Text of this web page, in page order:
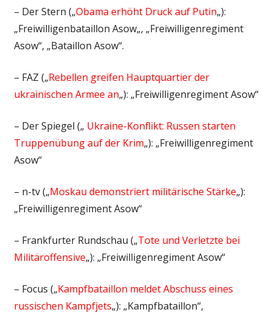
– Der Stern („Obama erhöht Druck auf Putin„):
„Freiwilligenbataillon Asow„, „Freiwilligenregiment
Asow“, „Bataillon Asow“.
– FAZ („Rebellen greifen Hauptquartier der
ukrainischen Armee an„): „Freiwilligenregiment Asow“
– Der Spiegel („ Ukraine-Konflikt: Russen starten
Truppenübung auf der Krim„): „Freiwilligenregiment
Asow“
– n-tv („Moskau demonstriert militärische Stärke„):
„Freiwilligenregiment Asow“
– Frankfurter Rundschau („Tote und Verletzte bei
Militäroffensive„): „Freiwilligenregiment Asow“
– Focus („Kampfbataillon meldet Abschuss eines
russischen Kampfjets„): „Kampfbataillon“,